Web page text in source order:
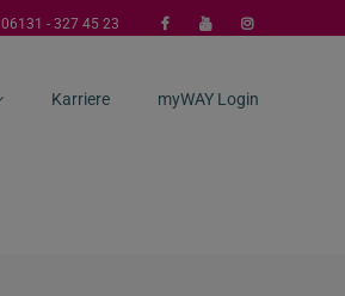
06131 - 327 45 23
Karriere myWAY Login